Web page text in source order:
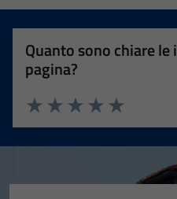
Quanto sono chiare
pagina?
Valuta 5
Valuta 4 stelle
Valuta 3 stelle su 5
Valuta 2 stelle su 5
Valuta 1 stelle su 5